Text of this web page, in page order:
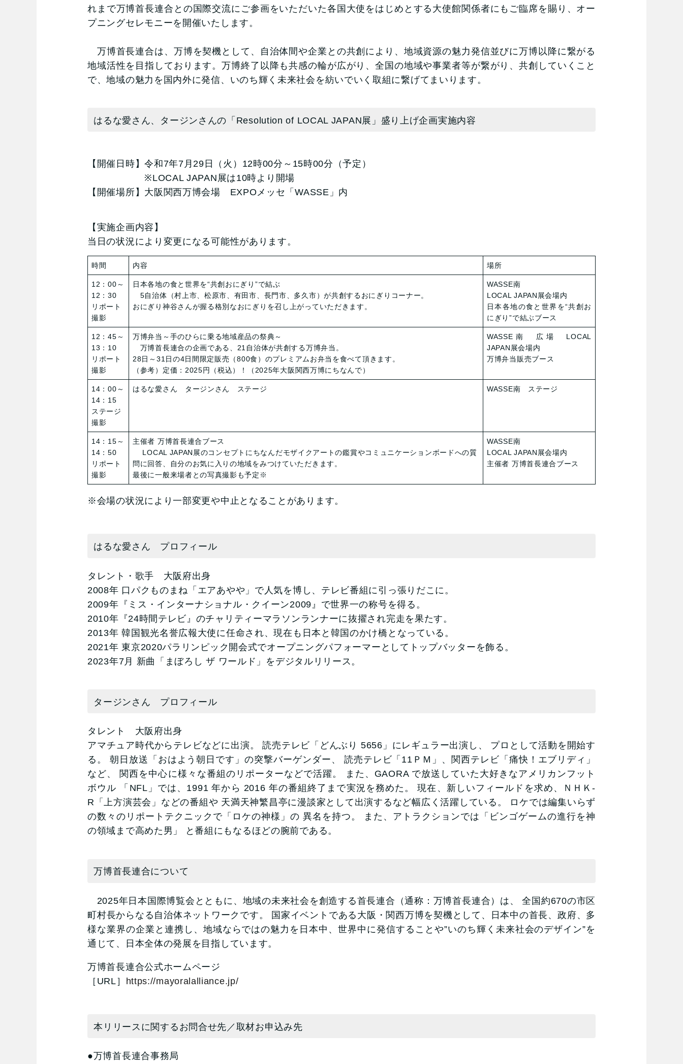
れまで万博首長連合との国際交流にご参画をいただいた各国大使をはじめとする大使館関係者にもご臨席を賜り、オー
プニングセレモニーを開催いたします。
万博首長連合は、万博を契機として、自治体間や企業との共創により、地域資源の魅力発信並びに万博以降に繋がる
地域活性を目指しております。万博終了以降も共感の輪が広がり、全国の地域や事業者等が繋がり、共創していくこと
で、地域の魅力を国内外に発信、いのち輝く未来社会を紡いでいく取組に繋げてまいります。
はるな愛さん、タージン さんの「Resolution of LOCAL JAPAN展」盛り上げ企画実施内容
【開催日時】令和7年7月29日（火）12時00分～15時00分（予定）
※LOCAL JAPAN展は10時より開場
【開催場所】大阪関西万博会場 EXPOメッセ「WASSE」内
【実施企画内容】
当日の状況により変更になる可能性があります。
時間 内容 場所
12：00～
12：30
リポート
撮影
日本各地の食と世界を“共創おにぎり”で結ぶ
5自治体（村上市、松原市、有田市、長門市、多久市）が共創するおにぎりコーナー。
おにぎり神谷さんが握る格別なおにぎりを召し上がっていただきます。
WASSE南
LOCAL JAPAN展会場内
日本各地の食と世界を“共創お
にぎり”で結ぶブース
12：45～
13：10
リポート
撮影
万博弁当～手のひらに乗る地域産品の祭典～
万博首長連合の企画である、21自治体が共創する万博弁当。
28日～31日の4日間限定販売（800食）のプレミアムお弁当を食べて頂きます。
（参考）定価：2025円（税込）！（2025年大阪関西万博にちなんで）
WASSE南 広場 LOCAL
JAPAN展会場内
万博弁当販売ブース
14：00～
14：15
ステージ
撮影
はるな愛さん タージンさん ステージ WASSE南 ステージ
14：15～
14：50
リポート
撮影
主催者 万博首長連合ブース
LOCAL JAPAN展のコンセプトにちなんだモザイクアートの鑑賞やコミュニケーションボードへの質
問に回答、自分のお気に入りの地域をみつけていただきます。
最後に一般来場者との写真撮影も予定※
WASSE南
LOCAL JAPAN展会場内
主催者 万博首長連合ブース
※会場の状況により一部変更や中止となることがあります。
はるな愛さん プロフィール
タレント・歌手 大阪府出身
2008年 口パクものまね「エアあやや」で人気を博し、テレビ番組に引っ張りだこに。
2009年『ミス・インターナショナル・クイーン2009』で世界一の称号を得る。
2010年『24時間テレビ』のチャリティーマラソンランナーに抜擢され完走を果たす。
2013年 韓国観光名誉広報大使に任命され、現在も日本と韓国のかけ橋となっている。
2021年 東京2020パラリンピック開会式でオープニングパフォーマーとしてトップバッターを飾る。
2023年7月 新曲「まぼろし ザ ワールド」をデジタルリリース。
タージンさん プロフィール
タレント 大阪府出身
アマチュア時代からテレビなどに出演。 読売テレビ「どんぶり 5656」にレギュラー出演し、 プロとして活動を開始す
る。 朝日放送「おはよう朝日です」の突撃バーゲンダー、 読売テレビ「11ＰＭ」、関西テレビ「痛快！エブリディ」
など、 関西を中心に様々な番組のリポーターなどで活躍。 また、GAORA で放送していた大好きなアメリカンフット
ボウル 「NFL」では、1991 年から 2016 年の番組終了まで実況を務めた。 現在、新しいフィールドを求め、ＮＨＫ-
R「上方演芸会」などの番組や 天満天神繁昌亭に漫談家として出演するなど幅広く活躍している。 ロケでは編集いらず
の数々のリポートテクニックで「ロケの神様」の 異名を持つ。 また、アトラクションでは「ビンゴゲームの進行を神
の領域まで高めた男」 と番組にもなるほどの腕前である。
万博首長連合について
2025年日本国際博覧会とともに、地域の未来社会を創造する首長連合（通称：万博首長連合）は、 全国約670の市区
町村長からなる自治体ネットワークです。 国家イベントである大阪・関西万博を契機として、日本中の首長、政府、多
様な業界の企業と連携し、地域ならではの魅力を日本中、世界中に発信することや”いのち輝く未来社会のデザイン”を
通じて、日本全体の発展を目指しています。
万博首長連合公式ホームページ
［URL］ https://mayoralalliance.jp/
本リリースに関するお問合せ先／取材お申込み先
●万博首長連合事務局